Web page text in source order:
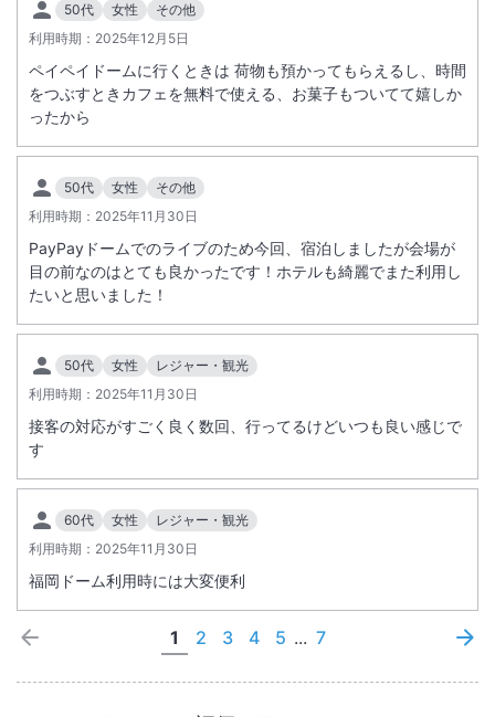
50代 女性
その他
利用時期： 2025年12月5日
ペイペイドームに行くときは 荷物も預かってもらえるし、時間
をつぶすときカフェを無料で使える、お菓子もついてて嬉しか
ったから
50代 女性
その他
利用時期： 2025年11月30日
PayPayドームでのライブのため今回、宿泊しましたが会場が
目の前なのはとても良かったです！ホテルも綺麗でまた利用し
たいと思いました！
50代 女性
レジャー・観光
利用時期： 2025年11月30日
接客の対応がすごく良く数回、行ってるけどいつも良い感じで
す
60代 女性
レジャー・観光
利用時期： 2025年11月30日
福岡ドーム利用時には大変便利
1 2 3 4 5 ... 7